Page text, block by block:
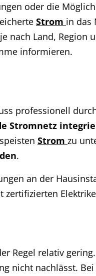
oder die
Strom in das
nach Land,
informieren.
professionell
Stromnetz
Stromzu
.
an der
Regel relativ
nicht nachlässt.